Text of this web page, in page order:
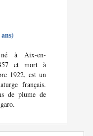
à Aix-en-
et mort à
1922, est un
français.
de plume de